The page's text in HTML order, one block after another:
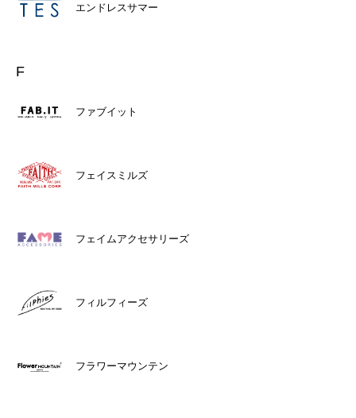
エンドレスサマー
F
ファブイット
フェイスミルズ
フェイムアクセサリーズ
フィルフィーズ
フラワーマウンテン